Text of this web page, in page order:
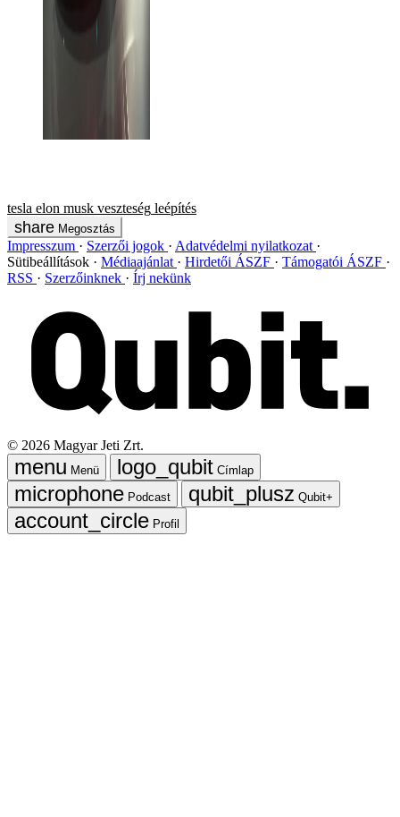
tesla elon musk veszteség leépítés
Megosztás
Impresszum Szerzői jogok
Adatvédelmi nyilatkozat
Sütibeállítások
Médiaajánlat Hirdetői ÁSZF
Támogatói ÁSZF
RSS
Szerzőinknek Írj nekünk
© 2026 Magyar Jeti Zrt.
Menü
Címlap
Podcast
Qubit+
Profil